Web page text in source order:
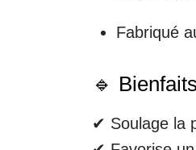
Fabriqué
🔹
✔ Soulage la